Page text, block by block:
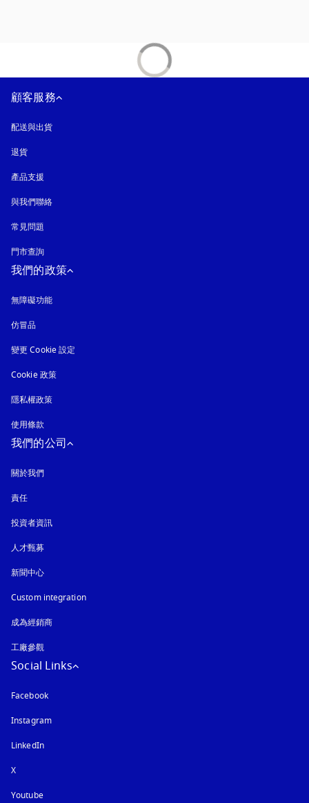
顧客服務
配送與出貨
退貨
產品支援
與我們聯絡
常見問題
門市查詢
我們的政策
無障礙功能
仿冒品
變更 Cookie 設定
Cookie 政策以新標籤頁開啟
隱私權政策
使用條款
我們的公司
關於我們
責任
投資者資訊
人才甄募
新聞中心
Custom integration
成為經銷商
工廠參觀
Social Links
Facebook
Instagram以新標籤頁開啟
LinkedIn
X
Youtube以新標籤頁開啟